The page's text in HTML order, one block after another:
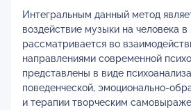
Интегральным данный метод
воздействие музыки на человека в
рассматривается во
направлениями современной
представлены в виде
поведенческой, эмоционально-
и терапии творческим